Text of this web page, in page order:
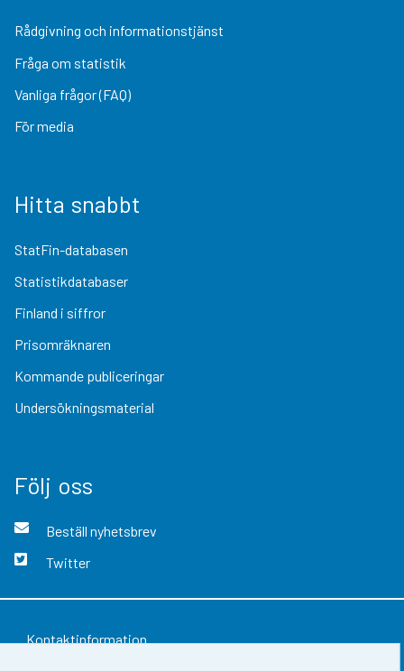
Rådgivning och informationstjänst
Fråga om statistik
Vanliga frågor (FAQ)
För media
Hitta snabbt
StatFin-databasen
Statistikdatabaser
Finland i siffror
Prisomräknaren
Kommande publiceringar
Undersökningsmaterial
Följ oss
Beställ nyhetsbrev
Twitter
Kontaktinformation